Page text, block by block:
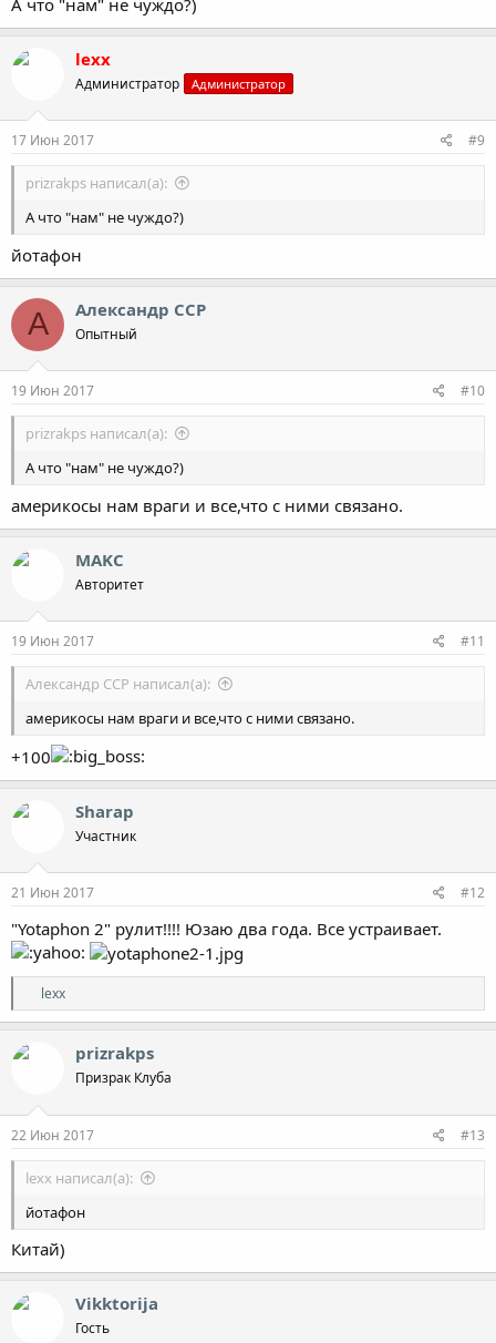
lexx
Администратор Администратор
17 Июн 2017 #9
prizrakps написал(а):
А что "нам" не чуждо?)
йотафон
А Александр ССР
Опытный
19 Июн 2017 #10
prizrakps написал(а):
А что "нам" не чуждо?)
америкосы нам враги и все,что с ними связано.
MAKC
Авторитет
19 Июн 2017 #11
Александр ССР написал(а):
америкосы нам враги и все,что с ними связано.
+100
Sharap
Участник
21 Июн 2017 #12
"Yotaphon 2" рулит!!!! Юзаю два года. Все устраивает.
Р
е
а
:
lexx
prizrakps
Призрак Клуба
22 Июн 2017 #13
lexx написал(а):
йотафон
Китай)
Vikktorija
Гость